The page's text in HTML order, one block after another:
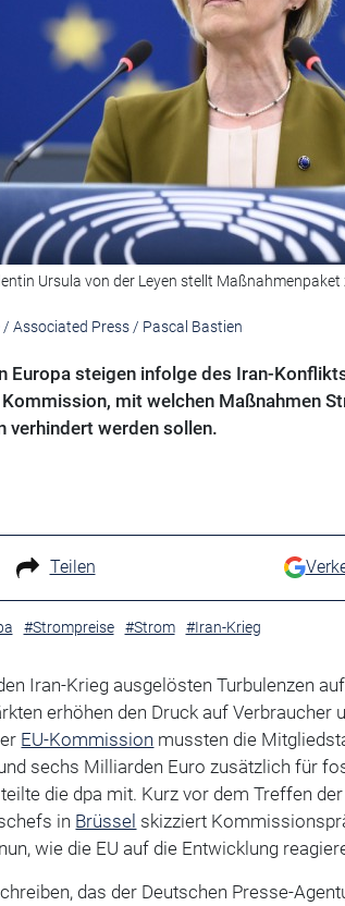
Ursula von der Leyen stellt
Associated Press / Pascal Bastien
Europa steigen infolge des Iran-
mit welchen Maßnahmen
verhindert werden sollen.
Teilen
#Strompreise #Strom #Iran-Krieg
Iran-Krieg ausgelösten Turbulenzen
erhöhen den Druck auf Verbraucher
EU-Kommission mussten die
sechs Milliarden Euro zusätzlich für
die dpa mit. Kurz vor dem Treffen
in Brüssel skizziert
wie die EU auf die Entwicklung
das der Deutschen Presse-